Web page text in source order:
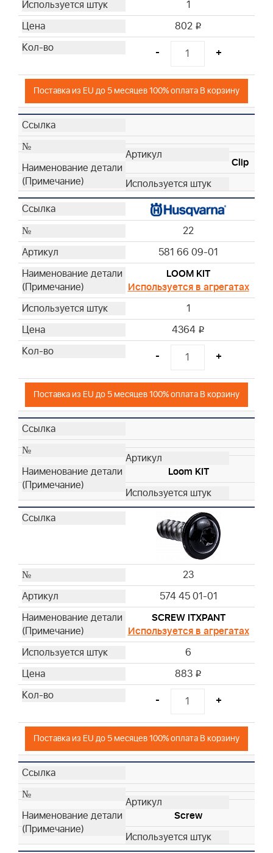
1
802 i
- +
Поставка из EU до 5 месяцев 100% оплата В корзину
Clip
22
581 66 09-01
LOOM KIT
Используется в агрегатах
1
4364 i
- +
Поставка из EU до 5 месяцев 100% оплата В корзину
Loom KIT
23
574 45 01-01
SCREW ITXPANT
Используется в агрегатах
6
883 i
- +
Поставка из EU до 5 месяцев 100% оплата В корзину
Screw